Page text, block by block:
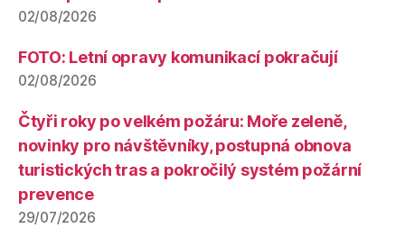
02/08/2026
FOTO: Letní opravy komunikací pokračují
02/08/2026
Čtyři roky po velkém požáru: Moře zeleně,
novinky pro návštěvníky, postupná obnova
turistických tras a pokročilý systém požární
prevence
29/07/2026